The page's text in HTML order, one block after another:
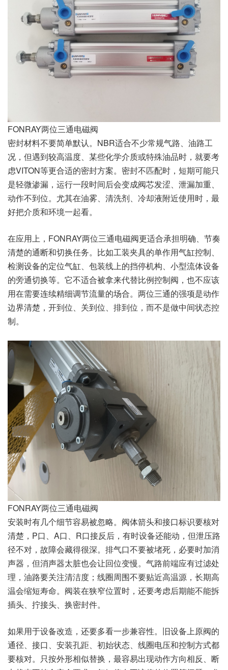
FONRAY两位三通电磁阀
密封材料不要简单默认。NBR适合不少常规气路、油路工
况，但遇到较高温度、某些化学介质或特殊油品时，就要考
虑VITON等更合适的密封方案。密封不匹配时，短期可能只
是轻微渗漏，运行一段时间后会变成阀芯发涩、泄漏加重、
动作不到位。尤其在油雾、清洗剂、冷却液附近使用时，最
好把介质和环境一起看。
在应用上，FONRAY两位三通电磁阀更适合承担明确、节奏
清楚的通断和切换任务。比如工装夹具的单作用气缸控制、
检测设备的定位气缸、包装线上的挡停机构、小型流体设备
的旁通切换等。它不适合被拿来代替比例控制阀，也不应该
用在需要连续精细调节流量的场合。两位三通的强项是动作
边界清楚，开到位、关到位、排到位，而不是做中间状态控
制。
FONRAY两位三通电磁阀
安装时有几个细节容易被忽略。阀体箭头和接口标识要核对
清楚，P口、A口、R口接反后，有时设备还能动，但泄压路
径不对，故障会藏得很深。排气口不要被堵死，必要时加消
声器，但消声器太脏也会让回位变慢。气路前端应有过滤处
理，油路要关注清洁度；线圈周围不要贴近高温源，长期高
温会缩短寿命。阀装在狭窄位置时，还要考虑后期能不能拆
插头、拧接头、换密封件。
如果用于设备改造，还要多看一步兼容性。旧设备上原阀的
通径、接口、安装孔距、初始状态、线圈电压和控制方式都
要核对。只按外形相似替换，最容易出现动作方向相反、断